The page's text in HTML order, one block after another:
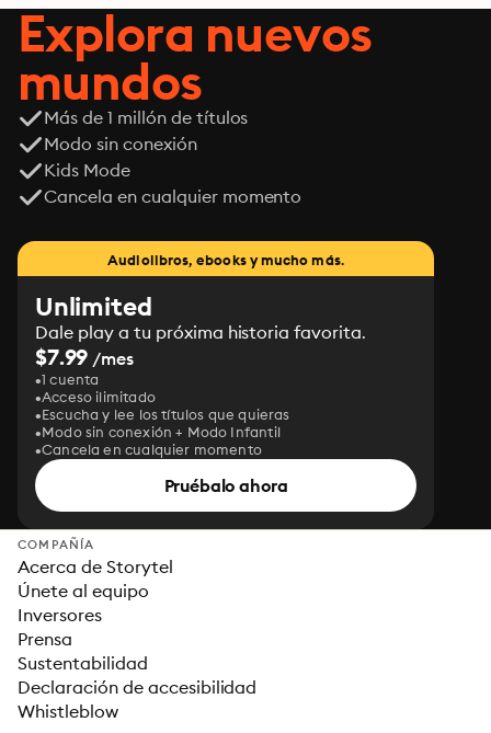
Explora nuevos
mundos
Más de 1 millón de títulos
Modo sin conexión
Kids Mode
Cancela en cualquier momento
Audiolibros, ebooks y mucho más.
Unlimited
Dale play a tu próxima historia favorita.
$7.99 /mes
1 cuenta
Acceso ilimitado
Escucha y lee los títulos que quieras
Modo sin conexión + Modo Infantil
Cancela en cualquier momento
Pruébalo ahora
COMPAÑÍA
Acerca de Storytel
Únete al equipo
Inversores
Prensa
Sustentabilidad
Declaración de accesibilidad
Whistleblow